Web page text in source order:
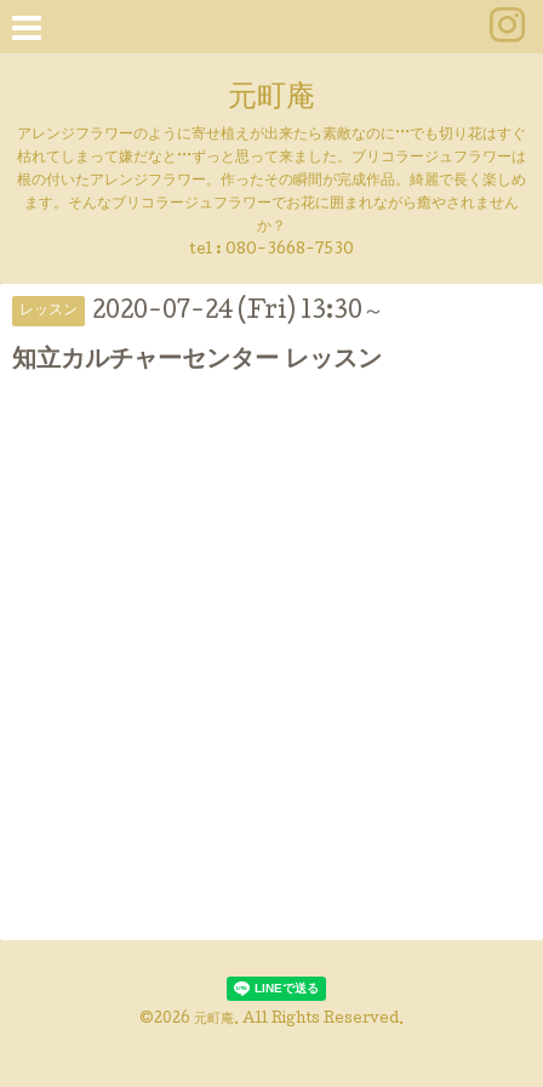
元町庵
アレンジフラワーのように寄せ植えが出来たら素敵なのに···でも切り花はすぐ
枯れてしまって嫌だなと···ずっと思って来ました。ブリコラージュフラワーは
根の付いたアレンジフラワー。作ったその瞬間が完成作品。綺麗で長く楽しめ
ます。そんなブリコラージュフラワーでお花に囲まれながら癒やされません
か？
tel : 080-3668-7530
レッスン 2020-07-24 (Fri) 13:30～
知立カルチャーセンター レッスン
©2026 元町庵. All Rights Reserved.